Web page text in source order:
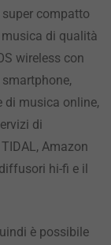
compatto
di qualità
wireless con
di musica online,
di
Amazon
hi-fi e il
è possibile